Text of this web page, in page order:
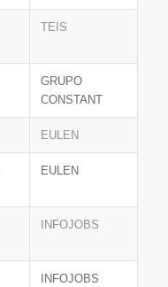
TEIS
GRUPO
CONSTANT
EULEN
EULEN
INFOJOBS
INFOJOBS